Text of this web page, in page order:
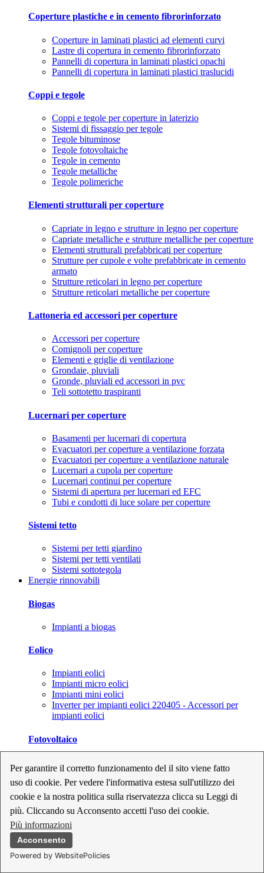
Per garantire il corretto funzionamento del il sito viene fatto
uso di cookie. Per vedere l'informativa estesa sull'utilizzo dei
cookie e la nostra politica sulla riservatezza clicca su Leggi di
più. Cliccando su Acconsento accetti l'uso dei cookie.
Più informazioni
Acconsento
Powered by WebsitePolicies
Coperture plastiche e in cemento fibrorinforzato
Coperture in laminati plastici ad elementi curvi
Lastre di copertura in cemento fibrorinforzato
Pannelli di copertura in laminati plastici opachi
Pannelli di copertura in laminati plastici traslucidi
Coppi e tegole
Coppi e tegole per coperture in laterizio
Sistemi di fissaggio per tegole
Tegole bituminose
Tegole fotovoltaiche
Tegole in cemento
Tegole metalliche
Tegole polimeriche
Elementi strutturali per coperture
Capriate in legno e strutture in legno per coperture
Capriate metalliche e strutture metalliche per coperture
Elementi strutturali prefabbricati per coperture
Strutture per cupole e volte prefabbricate in cemento
armato
Strutture reticolari in legno per coperture
Strutture reticolari metalliche per coperture
Lattoneria ed accessori per coperture
Accessori per coperture
Comignoli per coperture
Elementi e griglie di ventilazione
Grondaie, pluviali
Gronde, pluviali ed accessori in pvc
Teli sottotetto traspiranti
Lucernari per coperture
Basamenti per lucernari di copertura
Evacuatori per coperture a ventilazione forzata
Evacuatori per coperture a ventilazione naturale
Lucernari a cupola per coperture
Lucernari continui per coperture
Sistemi di apertura per lucernari ed EFC
Tubi e condotti di luce solare per coperture
Sistemi tetto
Sistemi per tetti giardino
Sistemi per tetti ventilati
Sistemi sottotegola
Energie rinnovabili
Biogas
Impianti a biogas
Eolico
Impianti eolici
Impianti micro eolici
Impianti mini eolici
Inverter per impianti eolici 220405 - Accessori per
impianti eolici
Fotovoltaico
Inverter per impianti fotovoltaici
Kit per impianti fotovoltaici
Moduli fotovoltaici
Sistemi di monitoraggio per impianti fotovoltaici
Strumenti di collaudo e configurazione per impianti
fotovoltaici
Supporti per impianti fotovoltaici
Geotermia